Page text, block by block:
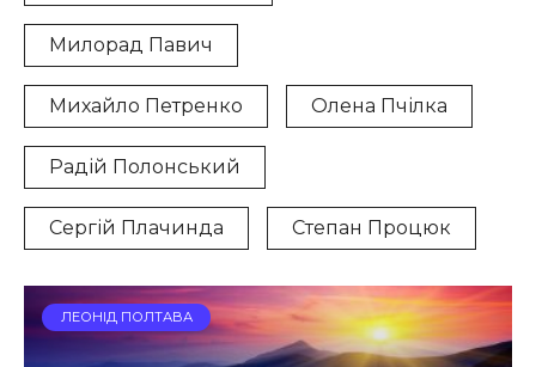
Милорад Павич
Михайло Петренко Олена Пчілка
Радій Полонський
Сергій Плачинда Степан Процюк
ЛЕОНІД ПОЛТАВА